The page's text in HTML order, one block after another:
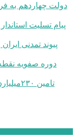
دولت چهاردهم به
پیام تسلیت
پیوند تمدنی
دوره صفویه
تامین ۲۳۰میلیارد تومان برای تکمیل تالار شهر اردبیل